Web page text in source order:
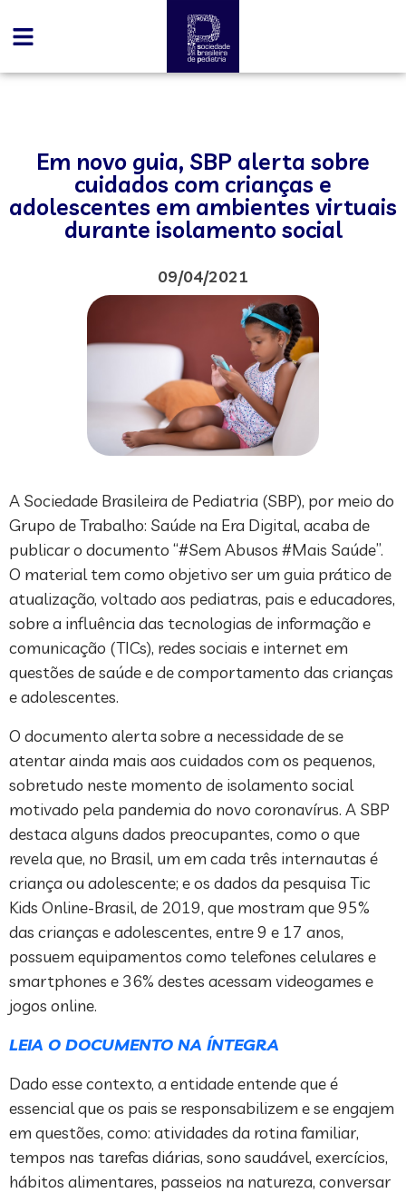
Em novo guia, SBP alerta sobre
cuidados com crianças e
adolescentes em ambientes virtuais
durante isolamento social
09/04/2021
A Sociedade Brasileira de Pediatria (SBP), por meio do
Grupo de Trabalho: Saúde na Era Digital, acaba de
publicar o documento “#Sem Abusos #Mais Saúde”.
O material tem como objetivo ser um guia prático de
atualização, voltado aos pediatras, pais e educadores,
sobre a influência das tecnologias de informação e
comunicação (TICs), redes sociais e internet em
questões de saúde e de comportamento das crianças
e adolescentes.
O documento alerta sobre a necessidade de se
atentar ainda mais aos cuidados com os pequenos,
sobretudo neste momento de isolamento social
motivado pela pandemia do novo coronavírus. A SBP
destaca alguns dados preocupantes, como o que
revela que, no Brasil, um em cada três internautas é
criança ou adolescente; e os dados da pesquisa Tic
Kids Online-Brasil, de 2019, que mostram que 95%
das crianças e adolescentes, entre 9 e 17 anos,
possuem equipamentos como telefones celulares e
smartphones e 36% destes acessam videogames e
jogos online.
LEIA O DOCUMENTO NA ÍNTEGRA
Dado esse contexto, a entidade entende que é
essencial que os pais se responsabilizem e se engajem
em questões, como: atividades da rotina familiar,
tempos nas tarefas diárias, sono saudável, exercícios,
hábitos alimentares, passeios na natureza, conversar